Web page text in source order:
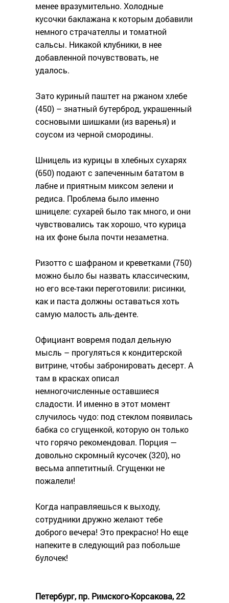
менее вразумительно. Холодные
кусочки баклажана к которым добавили
немного страчателлы и томатной
сальсы. Никакой клубники, в нее
добавленной почувствовать, не
удалось.
Зато куриный паштет на ржаном хлебе
(450) – знатный бутерброд, украшенный
сосновыми шишками (из варенья) и
соусом из черной смородины.
Шницель из курицы в хлебных сухарях
(650) подают с запеченным бататом в
лабне и приятным миксом зелени и
редиса. Проблема было именно
шницеле: сухарей было так много, и они
чувствовались так хорошо, что курица
на их фоне была почти незаметна.
Ризотто с шафраном и креветками (750)
можно было бы назвать классическим,
но его все-таки переготовили: рисинки,
как и паста должны оставаться хоть
самую малость аль-денте.
Официант вовремя подал дельную
мысль – прогуляться к кондитерской
витрине, чтобы забронировать десерт. А
там в красках описал
немногочисленные оставшиеся
сладости. И именно в этот момент
случилось чудо: под стеклом появилась
бабка со сгущенкой, которую он только
что горячо рекомендовал. Порция —
довольно скромный кусочек (320), но
весьма аппетитный. Сгущенки не
пожалели!
Когда направляешься к выходу,
сотрудники дружно желают тебе
доброго вечера! Это прекрасно! Но еще
напеките в следующий раз побольше
булочек!
Петербург, пр. Римского-Корсакова, 22